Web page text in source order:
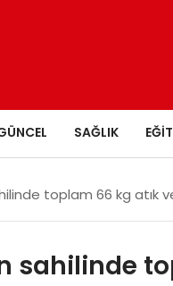
SAĞLIK
toplam 66 kg atık
sahilinde